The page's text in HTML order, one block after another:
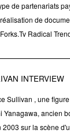
de partenariats
de
Radical
INTERVIEW
Sullivan , une
Yanagawa, ancien
sur la scène